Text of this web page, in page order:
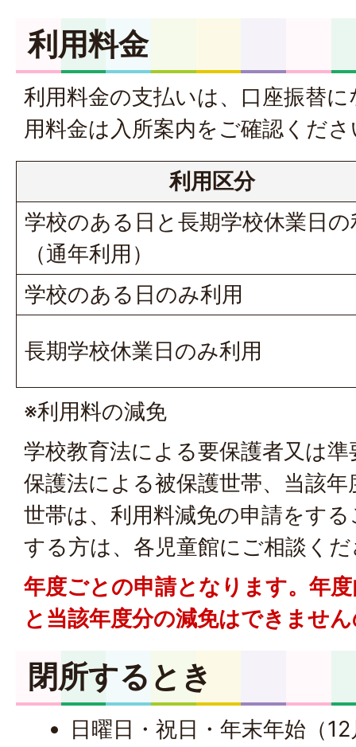
利用料金
利用料金の支払いは、口座振替
用料金は入所案内をご確認くだ
利用区分
学校のある日と長期学校休業日の
（通年利用）
学校のある日のみ利用
長期学校休業日のみ利用
※利用料の減免
学校教育法による要保護者又は
保護法による被保護世帯、当該
世帯は、利用料減免の申請をす
する方は、各児童館にご相談く
年度ごとの申請となります。年
と当該年度分の減免はできませ
閉所するとき
日曜日・祝日・年末年始（